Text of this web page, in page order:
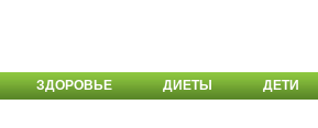
ЗДОРОВЬЕ ДИЕТЫ ДЕТИ